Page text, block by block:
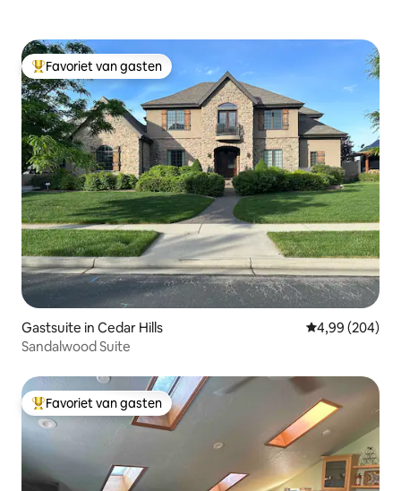
Topfavoriet van gasten
Favoriet van gasten
Gastsuite in Cedar Hills Gemiddelde
4,99 (204)
Sandalwood Suite
Topfavoriet van gasten
Favoriet van gasten